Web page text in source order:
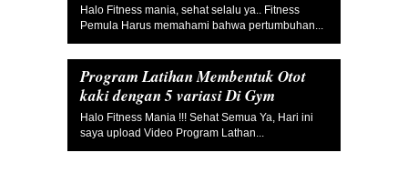
Halo Fitness mania, sehat selalu ya.. Fitness
Pemula Harus memahami bahwa pertumbuhan...
Program Latihan Membentuk Otot
kaki dengan 5 variasi Di Gym
Halo Fitness Mania !!! Sehat Semua Ya, Hari ini
saya upload Video Program Lathan...